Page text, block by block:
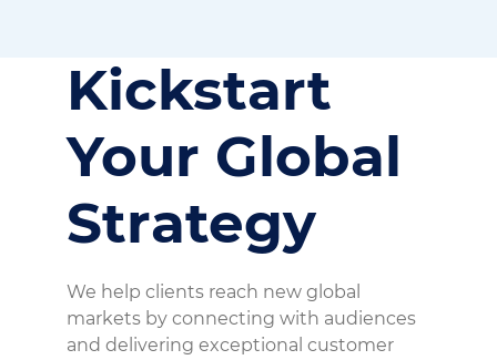
Kickstart
Your Global
Strategy
We help clients reach new global
markets by connecting with audiences
and delivering exceptional customer